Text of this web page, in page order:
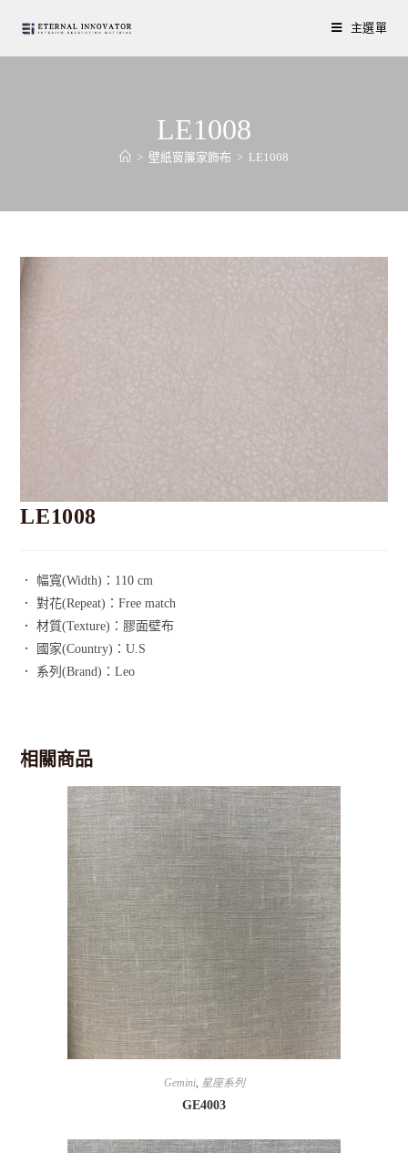
主選單
LE1008
> 壁紙窗簾家飾布 > LE1008
LE1008
． 幅寬(Width)：110 cm
． 對花(Repeat)：Free match
． 材質(Texture)：膠面壁布
． 國家(Country)：U.S
． 系列(Brand)：Leo
相關商品
Gemini, 星座系列
GE4003